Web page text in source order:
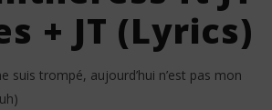
+ JT (Lyrics)
suis trompé, aujourd’hui n’est pas mon